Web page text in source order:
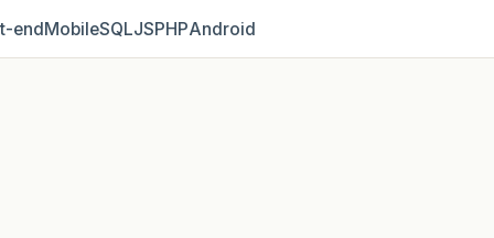
MobileSQLJSPHPAndroid